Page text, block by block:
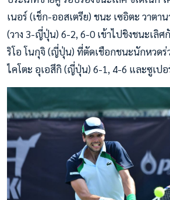
เนอร์ (เช็ก-ออสเตรีย) ชนะ เซอิตะ วาตา
(วาง 3-ญี่ปุ่น) 6-2, 6-0 เข้าไปชิงชนะเลิศ
ริโอ โนกุจิ (ญี่ปุ่น) ที่ตัดเชือกชนะนักหวดร่
ไคโตะ อุเอสึกิ (ญี่ปุ่น) 6-1, 4-6 และซูเปอ